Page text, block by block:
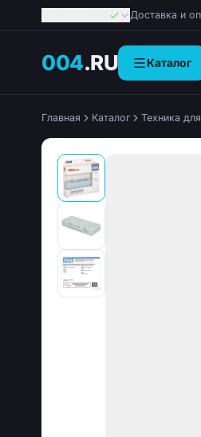
Доставка и
004.RU Каталог
Главная Каталог Техника